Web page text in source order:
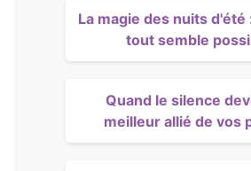
La magie des nuits d'été
tout semble
Quand le silence
meilleur allié de vos